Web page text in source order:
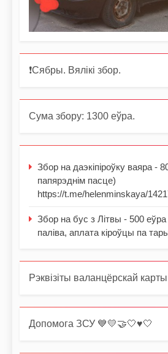
❗️Сябры. Вялікі збор.
Сума збору: 1300 еўра.
Збор на даэкіпіроўку ваяра -
папярэднім пасце)
https://t.me/helenminskaya/
Збор на бус з Літвы - 500
паліва, аплата кіроўцы па
Рэквізіты валанцёрскай карты
Допомога ЗСУ 💙💛🤝🤍♥️🤍